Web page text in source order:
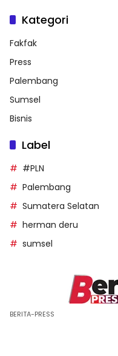
Kategori
Fakfak
Press
Palembang
Sumsel
Bisnis
Label
#PLN
Palembang
Sumatera Selatan
herman deru
sumsel
BERITA-PRESS